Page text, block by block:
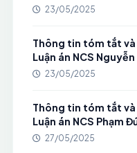
23/05/2025
Thông tin tóm tắt và
Luận án NCS
23/05/2025
Thông tin tóm tắt và
Luận án NCS Phạm
27/05/2025